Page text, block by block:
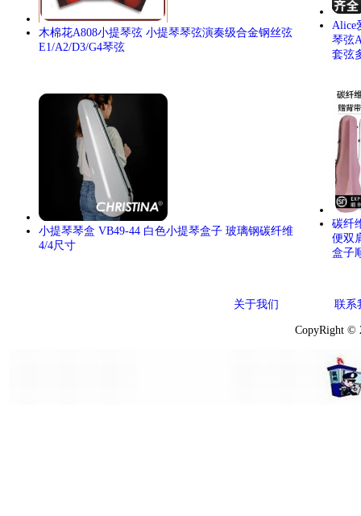
木棉花A808小提琴弦 小提琴琴弦演奏级合金钢丝弦
E1/A2/D3/G4琴弦
Alice
琴弦
套弦
小提琴琴盒 VB49-44 白色小提琴盒子 玻璃钢碳纤维
4/4尺寸
碳纤
便双
盒子
关于我们 联系
CopyRight ©